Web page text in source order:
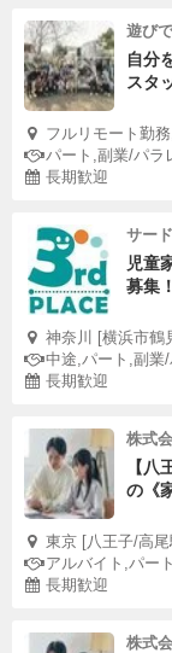
遊び
自分
スタ
フルリモート勤
パート,副業/パラ
長期歓迎
サー
児童
募集！
神奈川 [横浜市鶴
中途,パート,副業
長期歓迎
株式
【
の《
東京 [八王子/高尾
アルバイト,パー
長期歓迎
株式